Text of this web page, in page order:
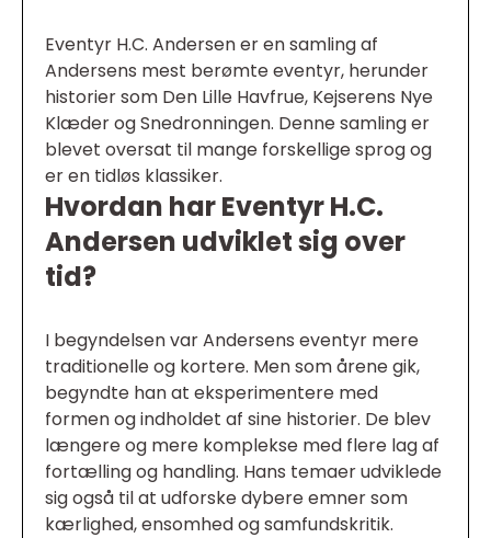
Eventyr H.C. Andersen er en samling af
Andersens mest berømte eventyr, herunder
historier som Den Lille Havfrue, Kejserens Nye
Klæder og Snedronningen. Denne samling er
blevet oversat til mange forskellige sprog og
er en tidløs klassiker.
Hvordan har Eventyr H.C.
Andersen udviklet sig over
tid?
I begyndelsen var Andersens eventyr mere
traditionelle og kortere. Men som årene gik,
begyndte han at eksperimentere med
formen og indholdet af sine historier. De blev
længere og mere komplekse med flere lag af
fortælling og handling. Hans temaer udviklede
sig også til at udforske dybere emner som
kærlighed, ensomhed og samfundskritik.